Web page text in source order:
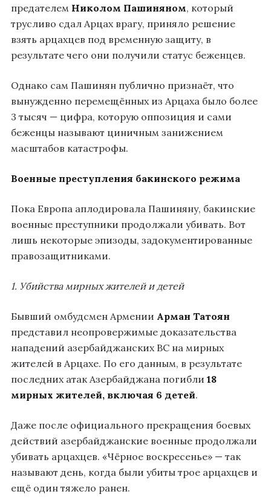
предателем Николом Пашиняном, который
трусливо сдал Арцах врагу, приняло решение
взять арцахцев под временную защиту, в
результате чего они получили статус беженцев.
Однако сам Пашинян публично признаёт, что
вынужденно перемещённых из Арцаха было более
3 тысяч — цифра, которую оппозиция и сами
беженцы называют циничным занижением
масштабов катастрофы.
Военные преступления бакинского режима
Пока Европа аплодировала Пашиняну, бакинские
военные преступники продолжали убивать. Вот
лишь некоторые эпизоды, задокументированные
правозащитниками.
1. Убийства мирных жителей и детей
Бывший омбудсмен Армении Арман Татоян
представил неопровержимые доказательства
нападений азербайджанских ВС на мирных
жителей в Арцахе. По его данным, в результате
последних атак Азербайджана погибли 18
мирных жителей, включая 6 детей.
Даже после официального прекращения боевых
действий азербайджанские военные продолжали
убивать арцахцев. «Чёрное воскресенье» — так
называют день, когда были убиты трое арцахцев и
ещё один тяжело ранен.